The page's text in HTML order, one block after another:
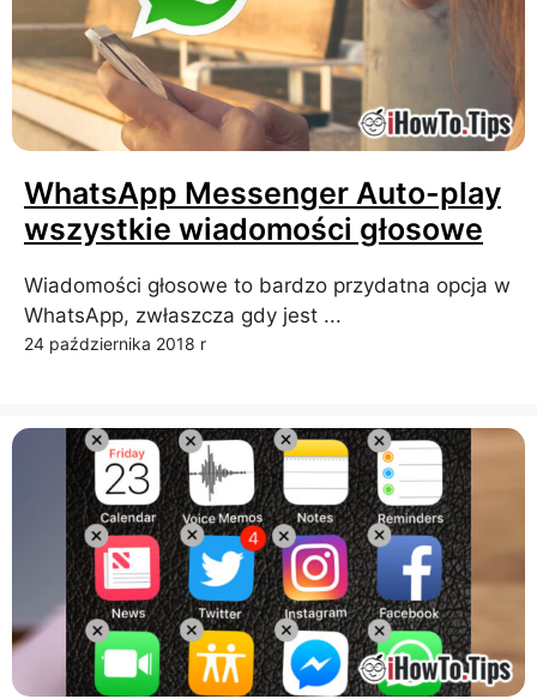
WhatsApp Messenger Auto-play
wszystkie wiadomości głosowe
Wiadomości głosowe to bardzo przydatna opcja w
WhatsApp, zwłaszcza gdy jest ...
24 października 2018 r